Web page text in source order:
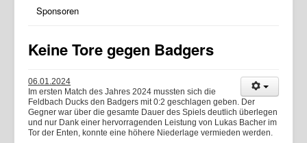
Sponsoren
Keine Tore gegen Badgers
06.01.2024
Im ersten Match des Jahres 2024 mussten sich die
Feldbach Ducks den Badgers mit 0:2 geschlagen geben. Der
Gegner war über die gesamte Dauer des Spiels deutlich überlegen
und nur Dank einer hervorragenden Leistung von Lukas Bacher im
Tor der Enten, konnte eine höhere Niederlage vermieden werden.